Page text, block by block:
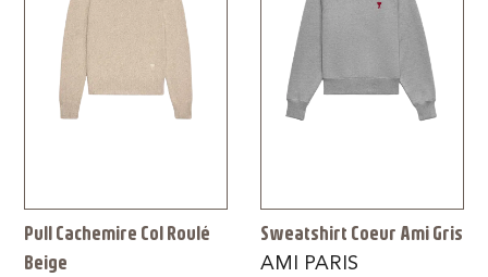
Pull Cachemire Col Roulé
Beige
Sweatshirt Coeur Ami Gris
AMI PARIS